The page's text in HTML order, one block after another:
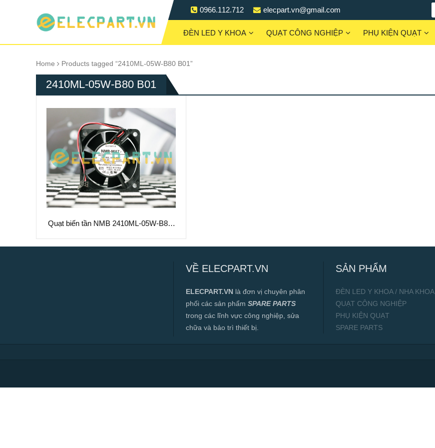
0966.112.712 elecpart.vn@gmail.com
ĐÈN LED Y KHOA QUẠT CÔNG NGHIỆP PHỤ KIỆN QUẠT
Home Products tagged “2410ML-05W-B80 B01”
2410ML-05W-B80 B01
Quạt biến tần NMB 2410ML-05W-B80,
VỀ ELECPART.VN
ELECPART.VN là đơn vị chuyên phân
phối các sản phẩm SPARE PARTS
trong các lĩnh vực công nghiệp, sửa
chữa và bảo trì thiết bị.
SẢN PHẨM
ĐÈN LED Y KHOA / NHA KHOA
QUẠT CÔNG NGHIỆP
PHỤ KIỆN QUẠT
SPARE PARTS